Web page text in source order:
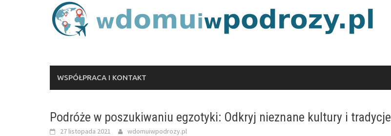
WSPÓŁPRACA I KONTAKT
Podróże w poszukiwaniu egzotyki: Odkryj nieznane kultury i tradycje
27 listopada 2021 wdomuiwpodrozy.pl